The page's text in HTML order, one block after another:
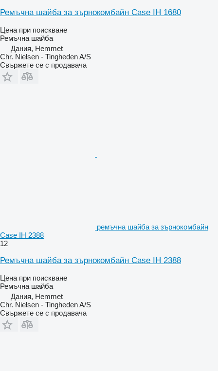
Ремъчна шайба за зърнокомбайн Case IH 1680
Цена при поискване
Ремъчна шайба
Дания, Hemmet
Chr. Nielsen - Tingheden A/S
Свържете се с продавача
ремъчна шайба за зърнокомбайн
Case IH 2388
12
Ремъчна шайба за зърнокомбайн Case IH 2388
Цена при поискване
Ремъчна шайба
Дания, Hemmet
Chr. Nielsen - Tingheden A/S
Свържете се с продавача